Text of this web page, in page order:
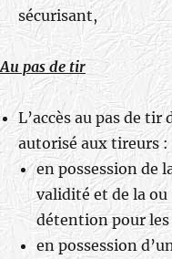
sécurisant,
Au pas de tir
L’accès au pas de
autorisé aux tireurs :
en possession de
validité et de la
détention pour les
en possession